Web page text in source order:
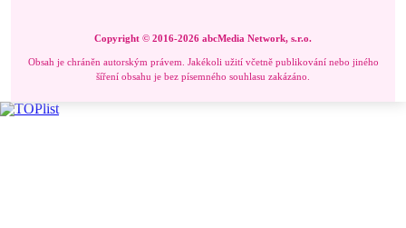
Copyright © 2016-2026 abcMedia Network, s.r.o.
Obsah je chráněn autorským právem. Jakékoli užití včetně publikování nebo jiného
šíření obsahu je bez písemného souhlasu zakázáno.